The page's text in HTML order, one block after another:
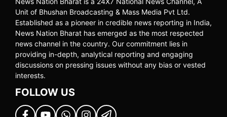
Unit of Bhushan Broadcasting & Mass Media Pvt Ltd.
Established as a pioneer in credible news reporting in India,
News Nation Bharat has emerged as the most respected
news channel in the country. Our commitment lies in
providing in-depth, analytical reporting and engaging
discussions on pressing issues without any bias or vested
interests.
FOLLOW US